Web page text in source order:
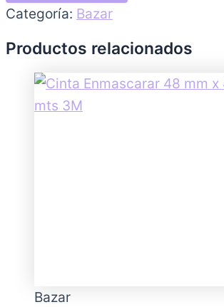
Categoría: Bazar
Productos relacionados
Bazar